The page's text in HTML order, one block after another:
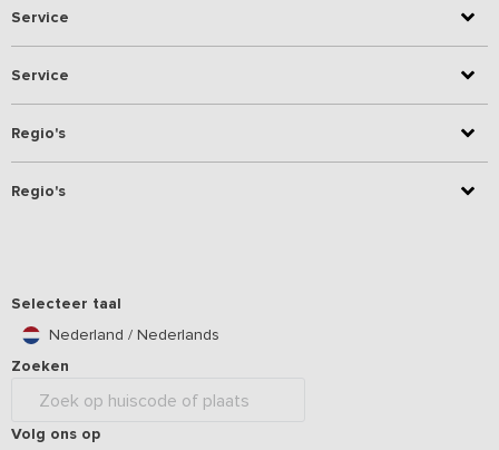
Service
Service
Regio's
Regio's
Selecteer taal
Nederland / Nederlands
Zoeken
Volg ons op